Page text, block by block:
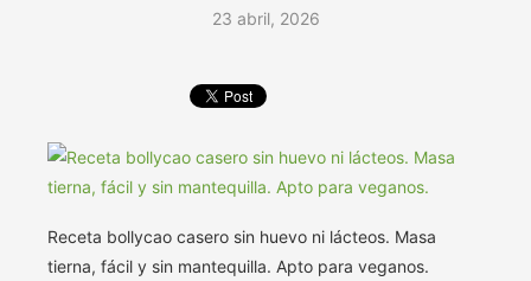
23 abril, 2026
Receta bollycao casero sin huevo ni lácteos. Masa
tierna, fácil y sin mantequilla. Apto para veganos.